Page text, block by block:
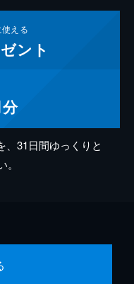
える
ント
、31日間ゆっくりと